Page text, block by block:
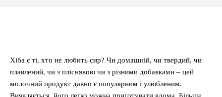
Хіба є ті, хто не любить сир? Чи домашній, чи твердий, чи
плавлений, чи з пліснявою чи з різними добавками – цей
молочний продукт давно є популярним і улюбленим.